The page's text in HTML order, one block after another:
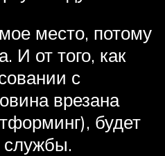
место, потому
И от того, как
с
врезана
будет
службы.